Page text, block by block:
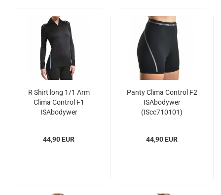
R Shirt long 1/1 Arm
Clima Control F1
ISAbodywer
44,90 EUR
Panty Clima Control F2
ISAbodywer
(IScc710101)
44,90 EUR